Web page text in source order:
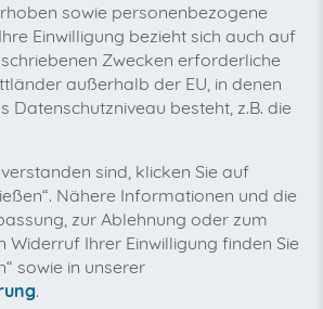
können Sie alle Ihre
sowie personenbezogene
Einwilligung bezieht sich auch auf
Zwecken erforderliche
außerhalb der EU, in denen
Datenschutzniveau besteht, z.B. die
sind, klicken Sie auf
Nähere Informationen und die
zur Ablehnung oder zum
Widerruf Ihrer Einwilligung finden Sie
sowie in unserer
.